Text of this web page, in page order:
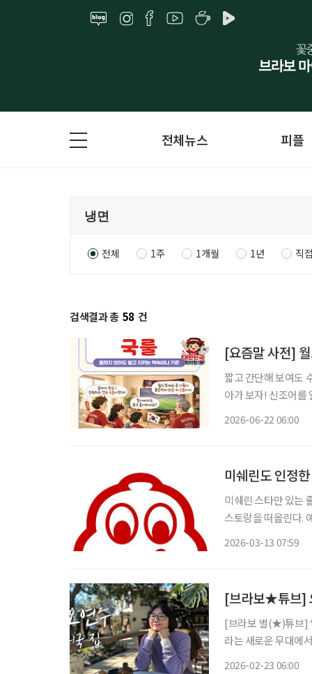
전체뉴스 피플
전체 1주 1개월 1년 직
검색결과 총 58 건
[요즘말 사전]
짧고 간단해 보여도
아가 보자! 신조어를
2026-06-22 06:00
미쉐린도 인정
미쉐린 스타만 있는 줄 알았죠? 편
스토랑을 떠올린다.
2026-03-13 07:59
[브라보★튜브]
[브라보 별(★)튜브]
라는 새로운 무대에
2026-02-23 06:00